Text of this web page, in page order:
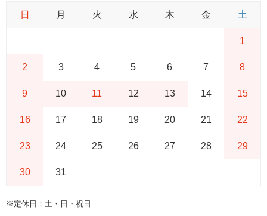
日 月 火 水 木 金 土
1
2 3 4 5 6 7 8
9 10 11 12 13 14 15
16 17 18 19 20 21 22
23 24 25 26 27 28 29
30 31
※定休日：土・日・祝日